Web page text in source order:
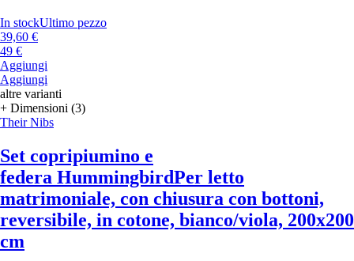
In stockUltimo pezzo
39,60 €
49 €
Aggiungi
Aggiungi
altre varianti
+ Dimensioni (3)
Their Nibs
Set copripiumino e
federa HummingbirdPer letto
matrimoniale, con chiusura con bottoni,
reversibile, in cotone, bianco/viola, 200x200
cm